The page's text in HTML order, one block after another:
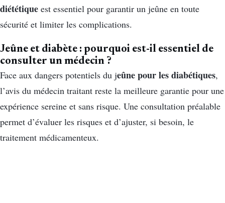
diététique est essentiel pour garantir un jeûne en toute
sécurité et limiter les complications.
Jeûne et diabète : pourquoi est-il essentiel de
consulter un médecin ?
Face aux dangers potentiels du jeûne pour les diabétiques,
l’avis du médecin traitant reste la meilleure garantie pour une
expérience sereine et sans risque. Une consultation préalable
permet d’évaluer les risques et d’ajuster, si besoin, le
traitement médicamenteux.